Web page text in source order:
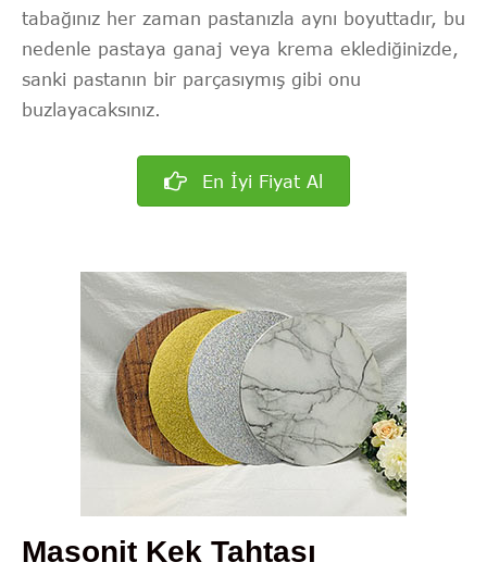
tabağınız her zaman pastanızla aynı boyuttadır, bu
nedenle pastaya ganaj veya krema eklediğinizde,
sanki pastanın bir parçasıymış gibi onu
buzlayacaksınız.
En İyi Fiyat Al
Masonit Kek Tahtası